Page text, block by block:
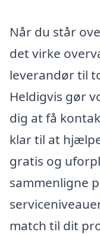
Når du står
det virke
leverandør til
Heldigvis gør
dig at få
klar til at
gratis og
sammenligne
match til dit